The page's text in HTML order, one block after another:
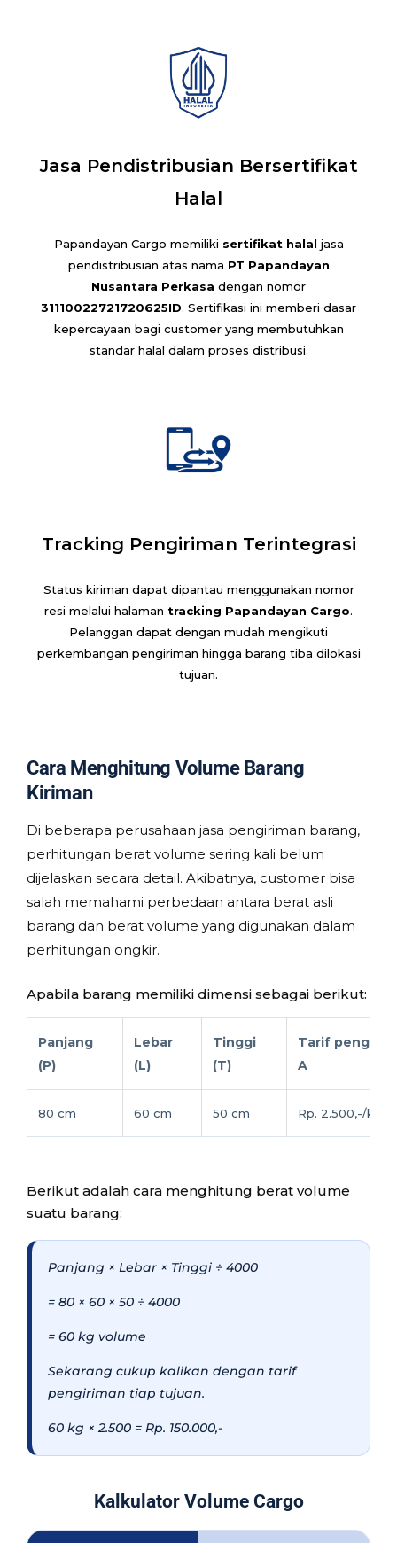
Jasa Pendistribusian Bersertifikat
Halal
Papandayan Cargo memiliki sertifikat halal jasa
pendistribusian atas nama PT Papandayan
Nusantara Perkasa dengan nomor
31110022721720625ID. Sertifikasi ini memberi dasar
kepercayaan bagi customer yang membutuhkan
standar halal dalam proses distribusi.
Tracking Pengiriman Terintegrasi
Status kiriman dapat dipantau menggunakan nomor
resi melalui halaman tracking Papandayan Cargo.
Pelanggan dapat dengan mudah mengikuti
perkembangan pengiriman hingga barang tiba dilokasi
tujuan.
Cara Menghitung Volume Barang
Kiriman
Di beberapa perusahaan jasa pengiriman barang,
perhitungan berat volume sering kali belum
dijelaskan secara detail. Akibatnya, customer bisa
salah memahami perbedaan antara berat asli
barang dan berat volume yang digunakan dalam
perhitungan ongkir.
Apabila barang memiliki dimensi sebagai berikut:
Panjang
(P)
Lebar
(L)
Tinggi
(T)
Tarif
A
80 cm 60 cm 50 cm Rp. 2.500,-/kg
Berikut adalah cara menghitung berat volume
suatu barang:
Panjang × Lebar × Tinggi ÷ 4000
= 80 × 60 × 50 ÷ 4000
= 60 kg volume
Sekarang cukup kalikan dengan tarif
pengiriman tiap tujuan.
60 kg × 2.500 = Rp. 150.000,-
Kalkulator Volume Cargo